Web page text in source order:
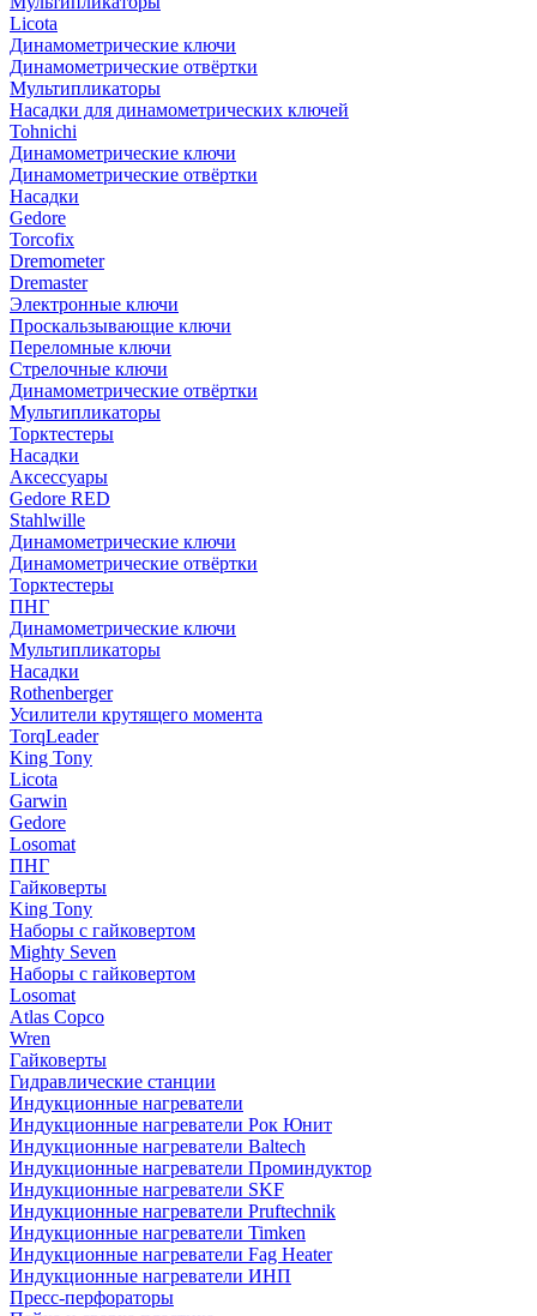
Licota
Динамометрические ключи
Динамометрические отвёртки
Мультипликаторы
Насадки для динамометрических ключей
Tohnichi
Динамометрические ключи
Динамометрические отвёртки
Насадки
Gedore
Torcofix
Dremometer
Dremaster
Электронные ключи
Проскальзывающие ключи
Переломные ключи
Стрелочные ключи
Динамометрические отвёртки
Мультипликаторы
Торктестеры
Насадки
Аксессуары
Gedore RED
Stahlwille
Динамометрические ключи
Динамометрические отвёртки
Торктестеры
ПНГ
Динамометрические ключи
Мультипликаторы
Насадки
Rothenberger
Усилители крутящего момента
TorqLeader
King Tony
Licota
Garwin
Gedore
Losomat
ПНГ
Гайковерты
King Tony
Наборы с гайковертом
Mighty Seven
Наборы с гайковертом
Losomat
Atlas Copco
Wren
Гайковерты
Гидравлические станции
Индукционные нагреватели
Индукционные нагреватели Рок Юнит
Индукционные нагреватели Baltech
Индукционные нагреватели Проминдуктор
Индукционные нагреватели SKF
Индукционные нагреватели Pruftechnik
Индукционные нагреватели Timken
Индукционные нагреватели Fag Heater
Индукционные нагреватели ИНП
Пресс-перфораторы